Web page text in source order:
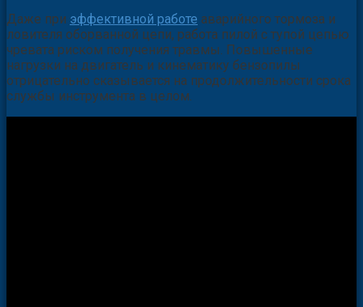
Даже при эффективной работе аварийного тормоза и
ловителя оборванной цепи, работа пилой с тупой цепью
чревата риском получения травмы. Повышенные
нагрузки на двигатель и кинематику бензопилы
отрицательно сказывается на продолжительности срока
службы инструмента в целом.